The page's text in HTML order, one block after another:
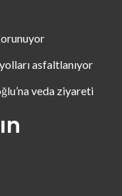
asfaltlanıyor
veda ziyareti